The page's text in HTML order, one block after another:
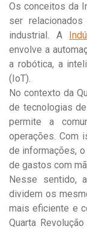
Os conceitos da
ser
industrial. A
envolve a
a robótica, a
(IoT).
No contexto da
de tecnologias
permite a
operações. Com
de informações,
de gastos com
Nesse
dividem os
mais eficiente e
Quarta